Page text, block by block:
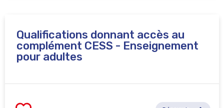
Qualifications donnant accès au
complément CESS - Enseignement
pour adultes